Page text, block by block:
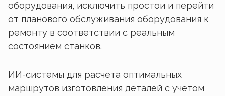
оборудования, исключить простои и перейти
от планового обслуживания оборудования к
ремонту в соответствии с реальным
состоянием станков.
ИИ-системы для расчета оптимальных
маршрутов изготовления деталей с учетом